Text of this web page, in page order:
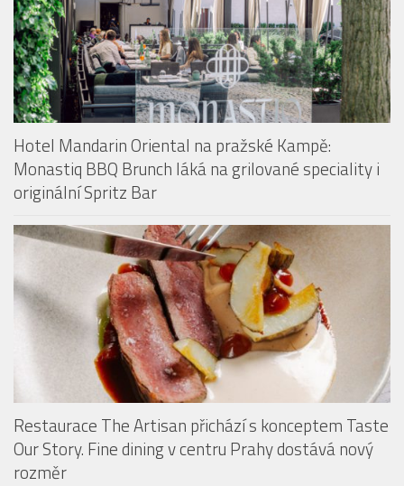
Hotel Mandarin Oriental na pražské Kampě:
Monastiq BBQ Brunch láká na grilované speciality i
originální Spritz Bar
Restaurace The Artisan přichází s konceptem Taste
Our Story. Fine dining v centru Prahy dostává nový
rozměr